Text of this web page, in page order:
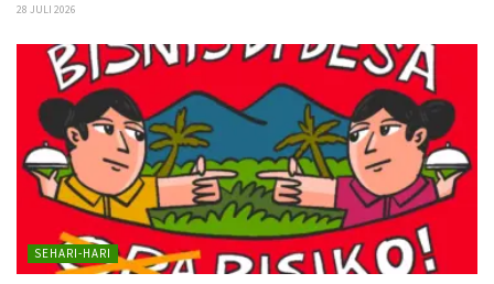
28 JULI 2026
SEHARI-HARI